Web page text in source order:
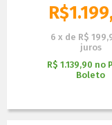
R$
6 x de R$
juros
R$ 1.139,90 no
Boleto